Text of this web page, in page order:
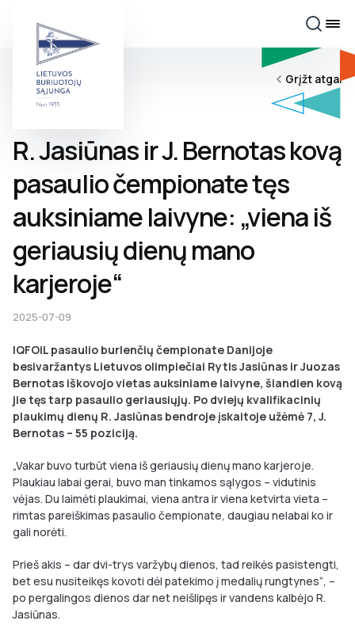
Grįžt atgal
R. Jasiūnas ir J. Bernotas kovą
pasaulio čempionate tęs
auksiniame laivyne: „viena iš
geriausių dienų mano
karjeroje“
2025-07-09
IQFOiL pasaulio burlenčių čempionate Danijoje
besivaržantys Lietuvos olimpiečiai Rytis Jasiūnas ir Juozas
Bernotas iškovojo vietas auksiniame laivyne, šiandien kovą
jie tęs tarp pasaulio geriausiųjų. Po dviejų kvalifikacinių
plaukimų dienų R. Jasiūnas bendroje įskaitoje užėmė 7, J.
Bernotas – 55 poziciją.
„Vakar buvo turbūt viena iš geriausių dienų mano karjeroje.
Plaukiau labai gerai, buvo man tinkamos sąlygos – vidutinis
vėjas. Du laimėti plaukimai, viena antra ir viena ketvirta vieta –
rimtas pareiškimas pasaulio čempionate, daugiau nelabai ko ir
gali norėti.
Prieš akis – dar dvi-trys varžybų dienos, tad reikės pasistengti,
bet esu nusiteikęs kovoti dėl patekimo į medalių rungtynes“, –
po pergalingos dienos dar net neišlipęs ir vandens kalbėjo R.
Jasiūnas.